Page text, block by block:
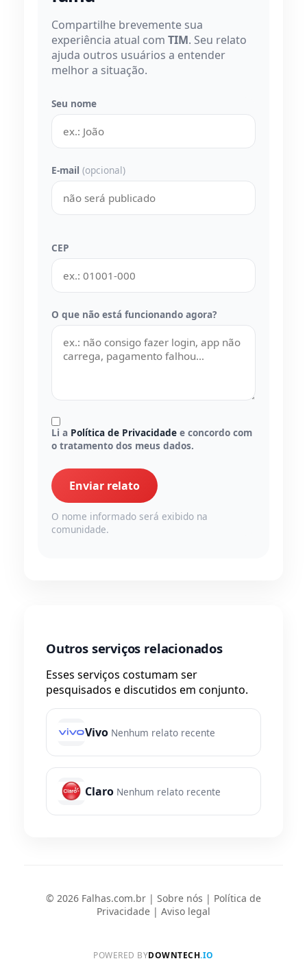
Compartilhe brevemente sua
experiência atual com TIM. Seu relato
ajuda outros usuários a entender
melhor a situação.
Seu nome
E-mail (opcional)
CEP
O que não está funcionando agora?
Li a Política de Privacidade e concordo com
o tratamento dos meus dados.
Enviar relato
O nome informado será exibido na
comunidade.
Outros serviços relacionados
Esses serviços costumam ser
pesquisados e discutidos em conjunto.
Vivo Nenhum relato recente
Claro Nenhum relato recente
© 2026 Falhas.com.br | Sobre nós | Política de
Privacidade | Aviso legal
POWERED BYDOWNTECH.IO